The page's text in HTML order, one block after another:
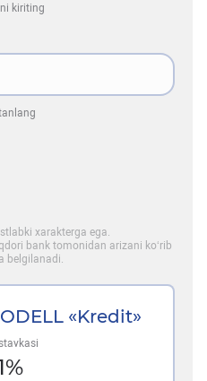
kiriting
xarakterga ega.
bank tomonidan arizani ko‘rib
belgilanadi.
«Kredit»
%